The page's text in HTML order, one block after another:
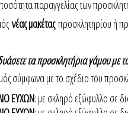
παραγγελίας των
νέας μακέταςπροσκλητηρίου ή
τα προσκλητήρια γάμου με
σύμφωνα με το σχέδιο του
ΕΥΧΩΝ: με σκληρό εξώφυλλο σε